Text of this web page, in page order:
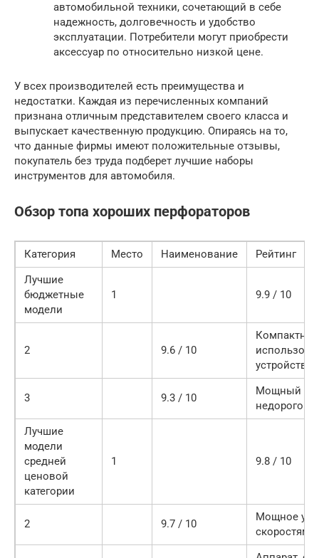
автомобильной техники, сочетающий в себе
надежность, долговечность и удобство
эксплуатации. Потребители могут приобрести
аксессуар по относительно низкой цене.
У всех производителей есть преимущества и
недостатки. Каждая из перечисленных компаний
признана отличным представителем своего класса и
выпускает качественную продукцию. Опираясь на то,
что данные фирмы имеют положительные отзывы,
покупатель без труда подберет лучшие наборы
инструментов для автомобиля.
Обзор топа хороших перфораторов
Категория Место Наименование
Рейтинг
Лучшие
бюджетные
модели
1 9.9 / 10
2 9.6 / 10
устройство
3 9.3 / 10
Мощный и
недорогой
Лучшие
модели
средней
ценовой
категории
1 9.8 / 10
2 9.7 / 10
Мощное